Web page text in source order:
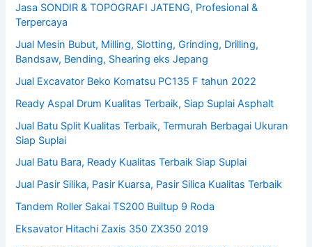
Jasa SONDIR & TOPOGRAFI JATENG, Profesional &
Terpercaya
Jual Mesin Bubut, Milling, Slotting, Grinding, Drilling,
Bandsaw, Bending, Shearing eks Jepang
Jual Excavator Beko Komatsu PC135 F tahun 2022
Ready Aspal Drum Kualitas Terbaik, Siap Suplai Asphalt
Jual Batu Split Kualitas Terbaik, Termurah Berbagai Ukuran
Siap Suplai
Jual Batu Bara, Ready Kualitas Terbaik Siap Suplai
Jual Pasir Silika, Pasir Kuarsa, Pasir Silica Kualitas Terbaik
Tandem Roller Sakai TS200 Builtup 9 Roda
Eksavator Hitachi Zaxis 350 ZX350 2019